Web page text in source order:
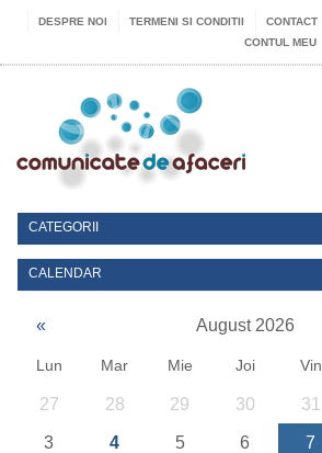
DESPRE NOI TERMENI SI CONDITII CONTACT
CONTUL MEU
CATEGORII
CALENDAR
« August 2026
Lun Mar Mie Joi Vin
27 28 29 30 31
3 4 5 6 7